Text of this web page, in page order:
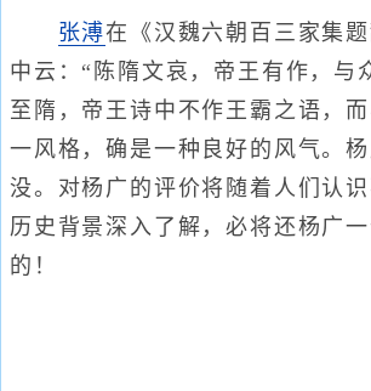
张溥在《汉魏六朝百三家集题
中云：“陈隋文哀，帝王有作，与
至隋，帝王诗中不作王霸之语，
一风格，确是一种良好的风气。杨
没。对杨广的评价将随着人们认
历史背景深入了解，必将还杨广
的！